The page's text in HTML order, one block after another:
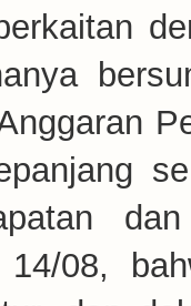
08,